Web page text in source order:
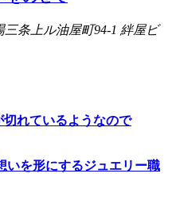
条上ル油屋町94-1 絆屋ビ
れているようなので
いを形にするジュエリー職